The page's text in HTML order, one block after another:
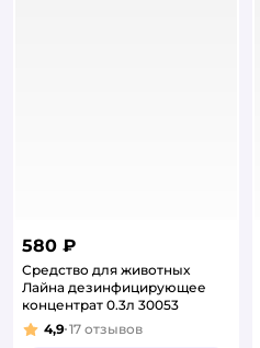
580 ₽
Средство для животных
Лайна дезинфицирующее
концентрат 0.3л 30053
Рейтинг:
4,9 17 отзывов